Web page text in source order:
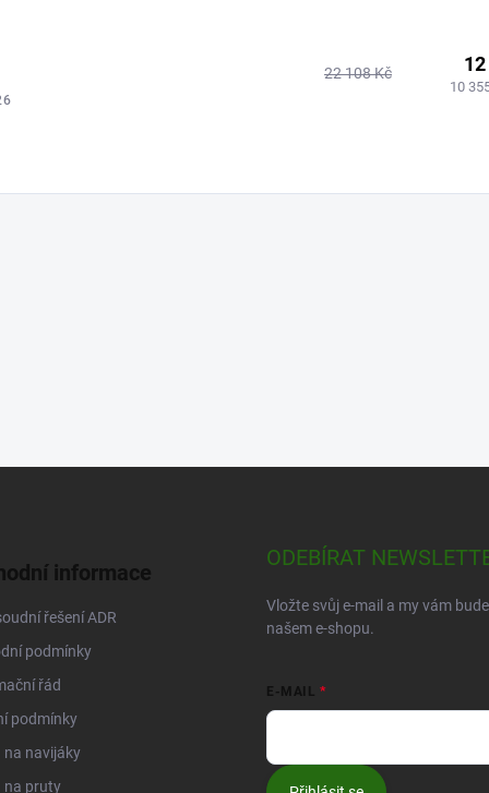
22 108 Kč
10
informace
řešení ADR
podmínky
řád
podmínky
na navijáky
na pruty
ODEBÍRAT
Vložte svůj e-mail a my vám
našem e-shopu.
E-MAIL